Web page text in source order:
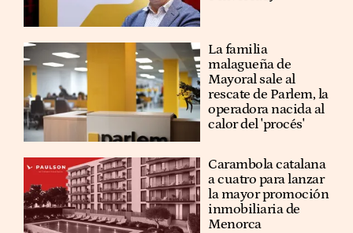
La familia
malagueña de
Mayoral sale al
rescate de Parlem, la
operadora nacida al
calor del 'procés'
Carambola catalana
a cuatro para lanzar
la mayor promoción
inmobiliaria de
Menorca